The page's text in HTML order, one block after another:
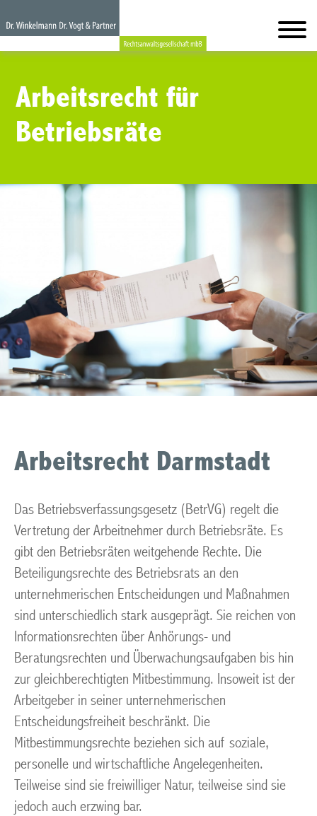
Arbeitsrecht für
Betriebsräte
Arbeitsrecht Darmstadt
Das Betriebsverfassungsgesetz (BetrVG) regelt die
Vertretung der Arbeitnehmer durch Betriebsräte. Es
gibt den Betriebsräten weitgehende Rechte. Die
Beteiligungsrechte des Betriebsrats an den
unternehmerischen Entscheidungen und Maßnahmen
sind unterschiedlich stark ausgeprägt. Sie reichen von
Informationsrechten über Anhörungs- und
Beratungsrechten und Überwachungsaufgaben bis hin
zur gleichberechtigten Mitbestimmung. Insoweit ist der
Arbeitgeber in seiner unternehmerischen
Entscheidungsfreiheit beschränkt. Die
Mitbestimmungsrechte beziehen sich auf soziale,
personelle und wirtschaftliche Angelegenheiten.
Teilweise sind sie freiwilliger Natur, teilweise sind sie
jedoch auch erzwing bar.